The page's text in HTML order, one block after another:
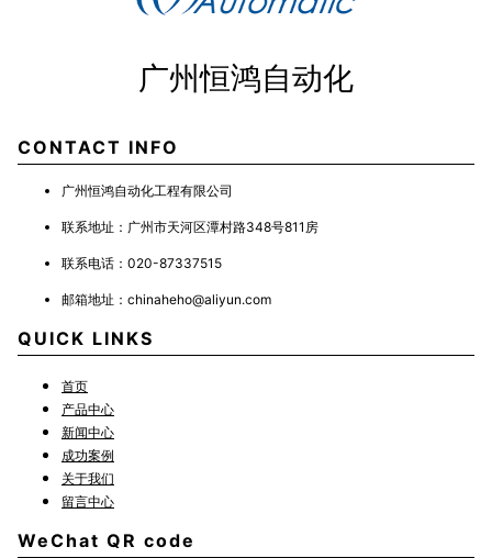
广州恒鸿自动化
CONTACT INFO
广州恒鸿自动化工程有限公司
联系地址： 广州市天河区潭村路348号811房
联系电话： 020-87337515
邮箱地址： chinaheho@aliyun.com
QUICK LINKS
首页
产品中心
新闻中心
成功案例
关于我们
留言中心
WeChat QR code